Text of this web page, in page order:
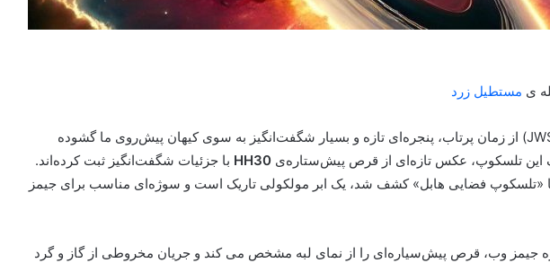
ی مستطیل زرد
تلسکوپ فضایی «جیمز وب» (JWST) از زمان پرتاب، پنجره‌ای تازه و بسیار شگفت‌انگیز به سوی کیهان پیش‌روی ما گشوده
این تلسکوپ، عکس تازه‌ای از قرص پیش‌ستاره‌ی HH30 با جزئیات شگفت‌انگیز ثبت کرده‌اند.
با «تلسکوپ فضایی هابل» کشف شد، یک ابر مولکولی تاریک است و سوژه‌ای مناسب برای جیمز
جیمز وب، قرص پیش‌سیاره‌ای را از نمای لبه مشخص می کند و جریان مخروطی از گاز و گرد